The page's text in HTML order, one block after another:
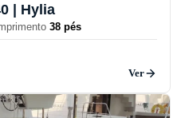
| Hylia
38 pés
Ver